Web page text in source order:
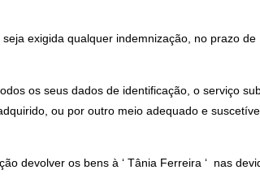
exigida qualquer indemnização, no prazo
os seus dados de identificação, o serviço
ou por outro meio adequado e
devolver os bens à ‘ Tânia Ferreira ‘ nas